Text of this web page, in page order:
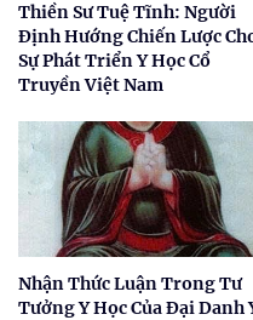
Thiền Sư Tuệ Tĩnh: Người
Định Hướng Chiến Lược
Sự Phát Triển Y Học Cổ
Truyền Việt Nam
Nhận Thức Luận Trong Tư
Tưởng Y Học Của Đại Danh